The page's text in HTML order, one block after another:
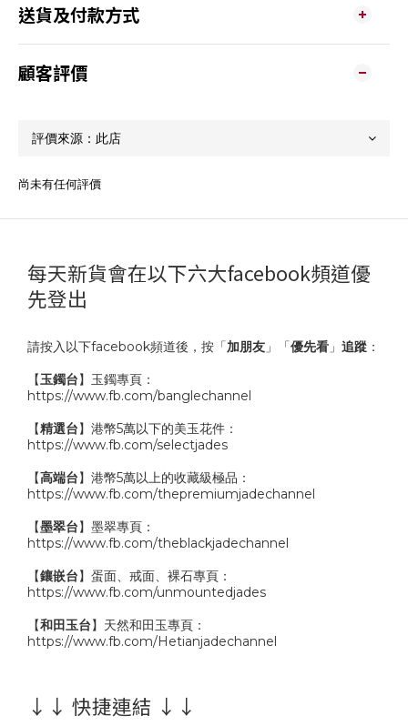
送貨及付款方式
顧客評價
尚未有任何評價
每天新貨會在以下六大facebook頻道優
先登出
請按入以下facebook頻道後，按「加朋友 」「優先看 」 追蹤 ：
【玉鐲台】玉鐲專頁：
https://www.fb.com/banglechannel
【精選台】港幣5萬以下的美玉花件：
https://www.fb.com/selectjades
【高端台】港幣5萬以上的收藏級極品：
https://www.fb.com/thepremiumjadechannel
【墨翠台】墨翠專頁：
https://www.fb.com/theblackjadechannel
【鑲嵌台】蛋面、戒面、裸石專頁：
https://www.fb.com/unmountedjades
【和田玉台】天然和田玉專頁：
https://www.fb.com/Hetianjadechannel
↓↓ 快捷連結 ↓↓